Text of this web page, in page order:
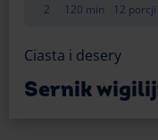
i bardziej
sposób.
450 g masy
2 120 min 12 porcji
Ciasta i desery
Sernik